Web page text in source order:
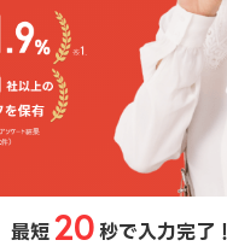
最短 20 秒で入力完了！